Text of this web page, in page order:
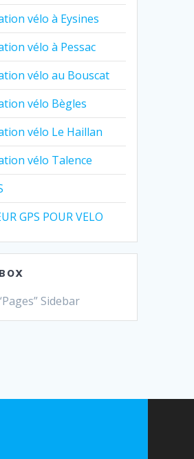
vélo à Eysines
vélo à Pessac
vélo au Bouscat
vélo Bègles
vélo Le Haillan
vélo Talence
GPS POUR VELO
Sidebar